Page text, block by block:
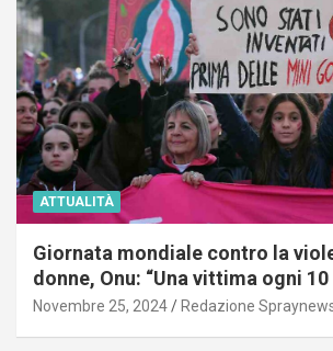
ATTUALITÀ
Giornata mondiale contro la
donne, Onu: “Una vittima ogni
Novembre 25, 2024 Redazione